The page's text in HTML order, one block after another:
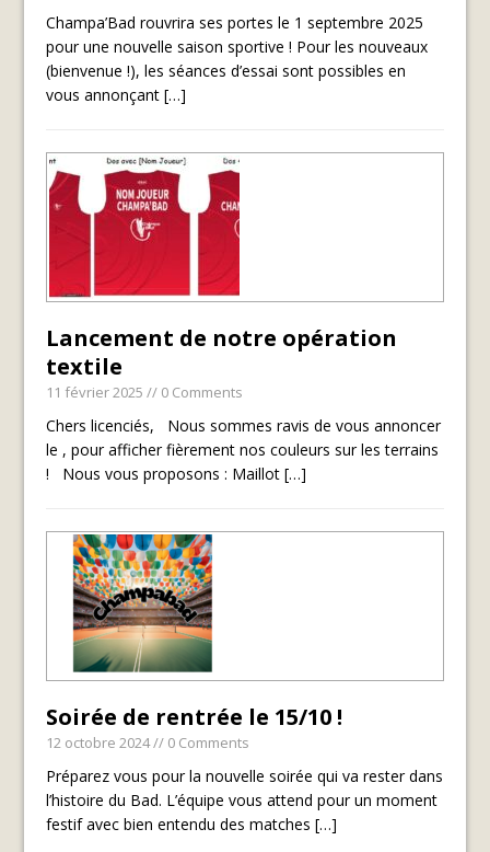
Champa’Bad rouvrira ses portes le 1 septembre 2025
pour une nouvelle saison sportive ! Pour les nouveaux
(bienvenue !), les séances d’essai sont possibles en
vous annonçant[…]
Lancement de notre opération
textile
11 février 2025 // 0 Comments
Chers licenciés, Nous sommes ravis de vous annoncer
le , pour afficher fièrement nos couleurs sur les terrains
! Nous vous proposons : Maillot[…]
Soirée de rentrée le 15/10 !
12 octobre 2024// 0 Comments
Préparez vous pour la nouvelle soirée qui va rester dans
l’histoire du Bad. L’équipe vous attend pour un moment
festif avec bien entendu des matches[…]